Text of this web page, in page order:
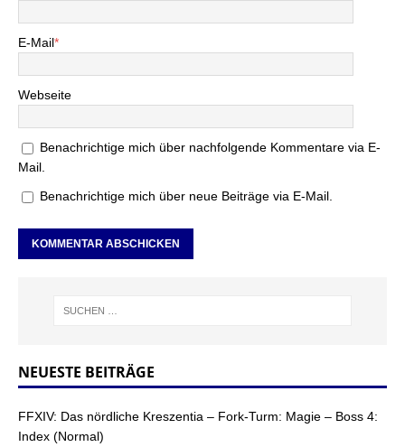
E-Mail*
Webseite
Benachrichtige mich über nachfolgende Kommentare via E-
Mail.
Benachrichtige mich über neue Beiträge via E-Mail.
NEUESTE BEITRÄGE
FFXIV: Das nördliche Kreszentia – Fork-Turm: Magie – Boss 4:
Index (Normal)